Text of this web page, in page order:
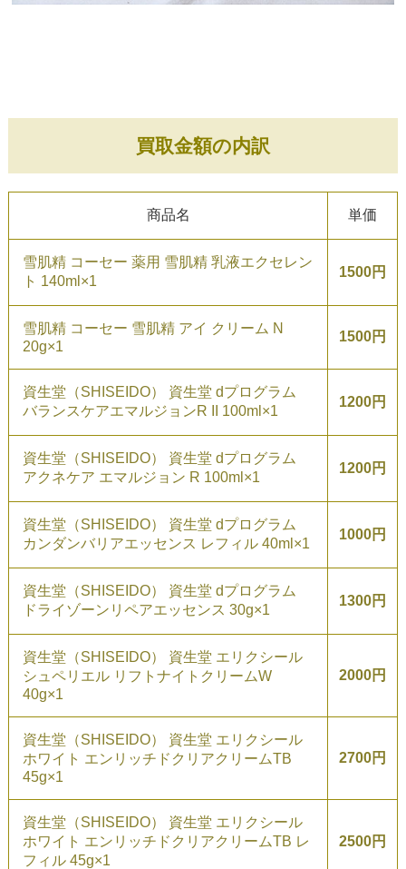
買取金額の内訳
商品名 単価
雪肌精 コーセー 薬用 雪肌精 乳液エクセレン
ト 140ml×1
1500円
雪肌精 コーセー 雪肌精 アイ クリーム N
20g×1
1500円
資生堂（SHISEIDO） 資生堂 dプログラム
バランスケアエマルジョンR II 100ml×1
1200円
資生堂（SHISEIDO） 資生堂 dプログラム
アクネケア エマルジョン R 100ml×1
1200円
資生堂（SHISEIDO） 資生堂 dプログラム
カンダンバリアエッセンス レフィル 40ml×1
1000円
資生堂（SHISEIDO） 資生堂 dプログラム
ドライゾーンリペアエッセンス 30g×1
1300円
資生堂（SHISEIDO） 資生堂 エリクシール
シュペリエル リフトナイトクリームW
40g×1
2000円
資生堂（SHISEIDO） 資生堂 エリクシール
ホワイト エンリッチドクリアクリームTB
45g×1
2700円
資生堂（SHISEIDO） 資生堂 エリクシール
ホワイト エンリッチドクリアクリームTB レ
フィル 45g×1
2500円